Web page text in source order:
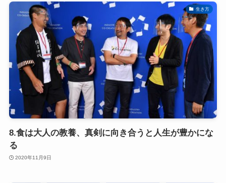
生き方
8.食は大人の教養、真剣に向き合うと人生が豊かにな
る
2020年11月9日